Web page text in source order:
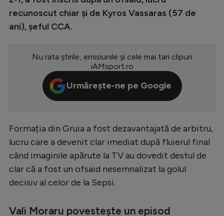
Conference League
Premier League
LaLiga
Serie A
Ligue 1
Campionate
Starurile fotbalului
EURO 2024
recunoscut chiar și de Kyros Vassaras (57 de
ani), șeful CCA.
Nu rata știrile, emisiunile și cele mai tari clipuri
iAMsport.ro
Urmărește-ne pe Google
Formația din Gruia a fost dezavantajată de arbitru,
lucru care a devenit clar imediat după fluierul final
când imaginile apărute la TV au dovedit destul de
clar că a fost un ofsaid nesemnalizat la golul
decisiv al celor de la Sepsi.
Vali Moraru povestește un episod